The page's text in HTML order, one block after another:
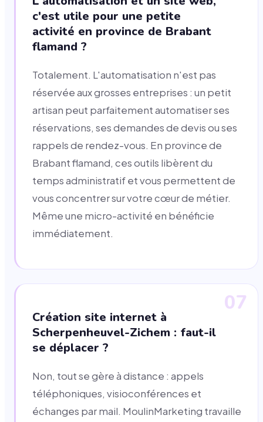
c'est utile pour une petite
activité en province de Brabant
flamand ?
Totalement. L'automatisation n'est pas
réservée aux grosses entreprises : un petit
artisan peut parfaitement automatiser ses
réservations, ses demandes de devis ou ses
rappels de rendez-vous. En province de
Brabant flamand, ces outils libèrent du
temps administratif et vous permettent de
vous concentrer sur votre cœur de métier.
Même une micro-activité en bénéficie
immédiatement.
07
Création site internet à
Scherpenheuvel-Zichem : faut-il
se déplacer ?
Non, tout se gère à distance : appels
téléphoniques, visioconférences et
échanges par mail. MoulinMarketing travaille